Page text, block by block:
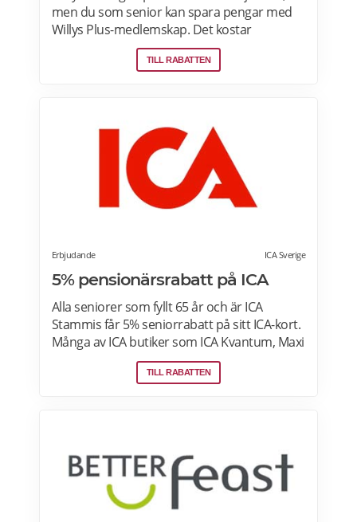
men du som senior kan spara pengar med
Willys Plus-medlemskap. Det kostar
ingenting att bli Willys Plus-kund. Med Willys
Plus får du fler och bättre erbjudanden med
TILL RABATTEN
Erbjudande ICA Sverige
5% pensionärsrabatt på ICA
Alla seniorer som fyllt 65 år och är ICA
Stammis får 5% seniorrabatt på sitt ICA-kort.
Många av ICA butiker som ICA Kvantum, Maxi
Stormarknad eller ICA Supermarket erbjuder
pensionärsrabatt. Läs mer om vilken ICA-
pensionärsrabatter på ICA här.
TILL RABATTEN